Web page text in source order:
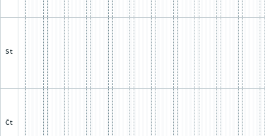
st
čt